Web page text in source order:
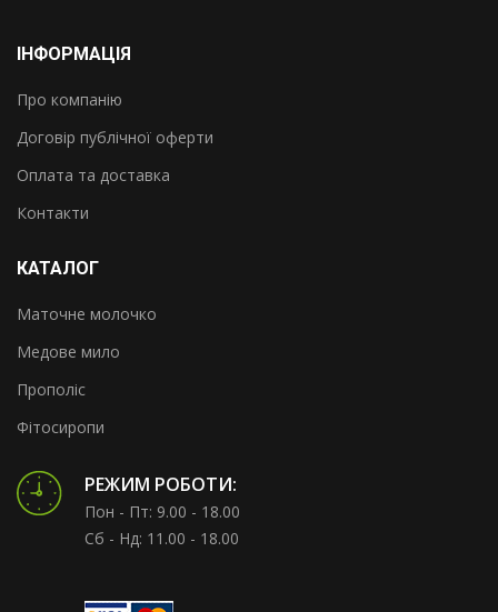
ІНФОРМАЦІЯ
Про компанію
Договір публічної оферти
Оплата та доставка
Контакти
КАТАЛОГ
Маточне молочко
Медове мило
Прополіс
Фітосиропи
РЕЖИМ РОБОТИ:
Пон - Пт: 9.00 - 18.00
Сб - Нд: 11.00 - 18.00